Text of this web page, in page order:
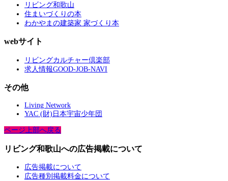
リビング和歌山
住まいづくりの本
わかやまの建築家 家づくり本
webサイト
リビングカルチャー倶楽部
求人情報GOOD-JOB-NAVI
その他
Living Network
YAC (財)日本宇宙少年団
ページ上部へ戻る
リビング和歌山への広告掲載について
広告掲載について
広告種別掲載料金について